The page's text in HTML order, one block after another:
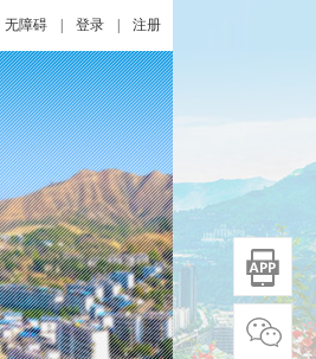
无障碍 登录 注册